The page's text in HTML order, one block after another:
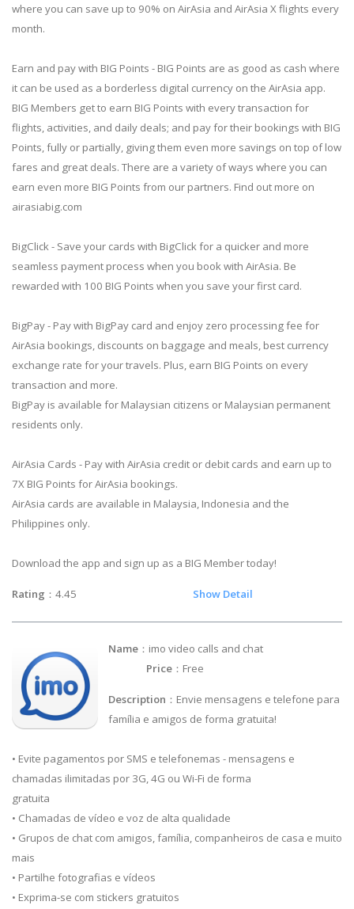
where you can save up to 90% on AirAsia and AirAsia X flights every
month.
Earn and pay with BIG Points - BIG Points are as good as cash where
it can be used as a borderless digital currency on the AirAsia app.
BIG Members get to earn BIG Points with every transaction for
flights, activities, and daily deals; and pay for their bookings with BIG
Points, fully or partially, giving them even more savings on top of low
fares and great deals. There are a variety of ways where you can
earn even more BIG Points from our partners. Find out more on
airasiabig.com
BigClick - Save your cards with BigClick for a quicker and more
seamless payment process when you book with AirAsia. Be
rewarded with 100 BIG Points when you save your first card.
BigPay - Pay with BigPay card and enjoy zero processing fee for
AirAsia bookings, discounts on baggage and meals, best currency
exchange rate for your travels. Plus, earn BIG Points on every
transaction and more.
BigPay is available for Malaysian citizens or Malaysian permanent
residents only.
AirAsia Cards - Pay with AirAsia credit or debit cards and earn up to
7X BIG Points for AirAsia bookings.
AirAsia cards are available in Malaysia, Indonesia and the
Philippines only.
Download the app and sign up as a BIG Member today!
Rating ：4.45 Show Detail
Name ：imo video calls and chat
Price ：Free
Description ：Envie mensagens e telefone para
família e amigos de forma gratuita!
• Evite pagamentos por SMS e telefonemas - mensagens e
chamadas ilimitadas por 3G, 4G ou Wi-Fi de forma
gratuita
• Chamadas de vídeo e voz de alta qualidade
• Grupos de chat com amigos, família, companheiros de casa e muito
mais
• Partilhe fotografias e vídeos
• Exprima-se com stickers gratuitos